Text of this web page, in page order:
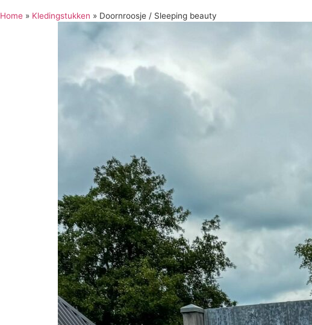
Home » Kledingstukken » Doornroosje / Sleeping beauty